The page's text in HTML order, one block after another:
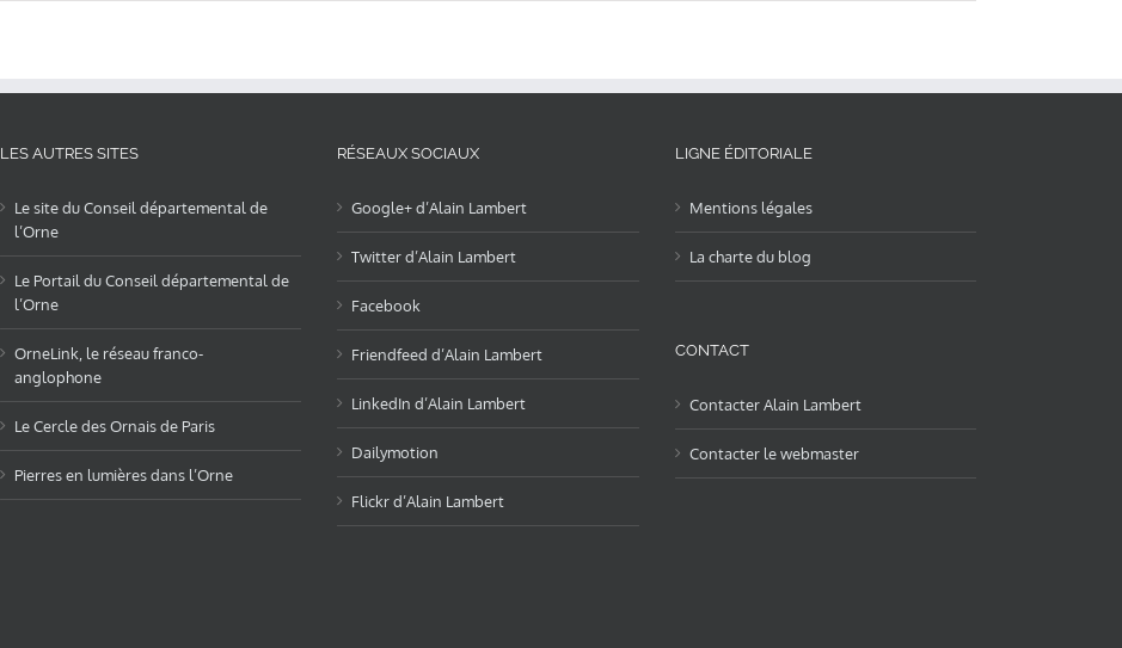
LES AUTRES SITES
Le site du Conseil départemental de
l’Orne
Le Portail du Conseil départemental de
l’Orne
OrneLink, le réseau franco-
anglophone
Le Cercle des Ornais de Paris
Pierres en lumières dans l’Orne
RÉSEAUX SOCIAUX
Google+ d’Alain Lambert
Twitter d’Alain Lambert
Facebook
Friendfeed d’Alain Lambert
LinkedIn d’Alain Lambert
Dailymotion
Flickr d’Alain Lambert
LIGNE ÉDITORIALE
Mentions légales
La charte du blog
CONTACT
Contacter Alain Lambert
Contacter le webmaster